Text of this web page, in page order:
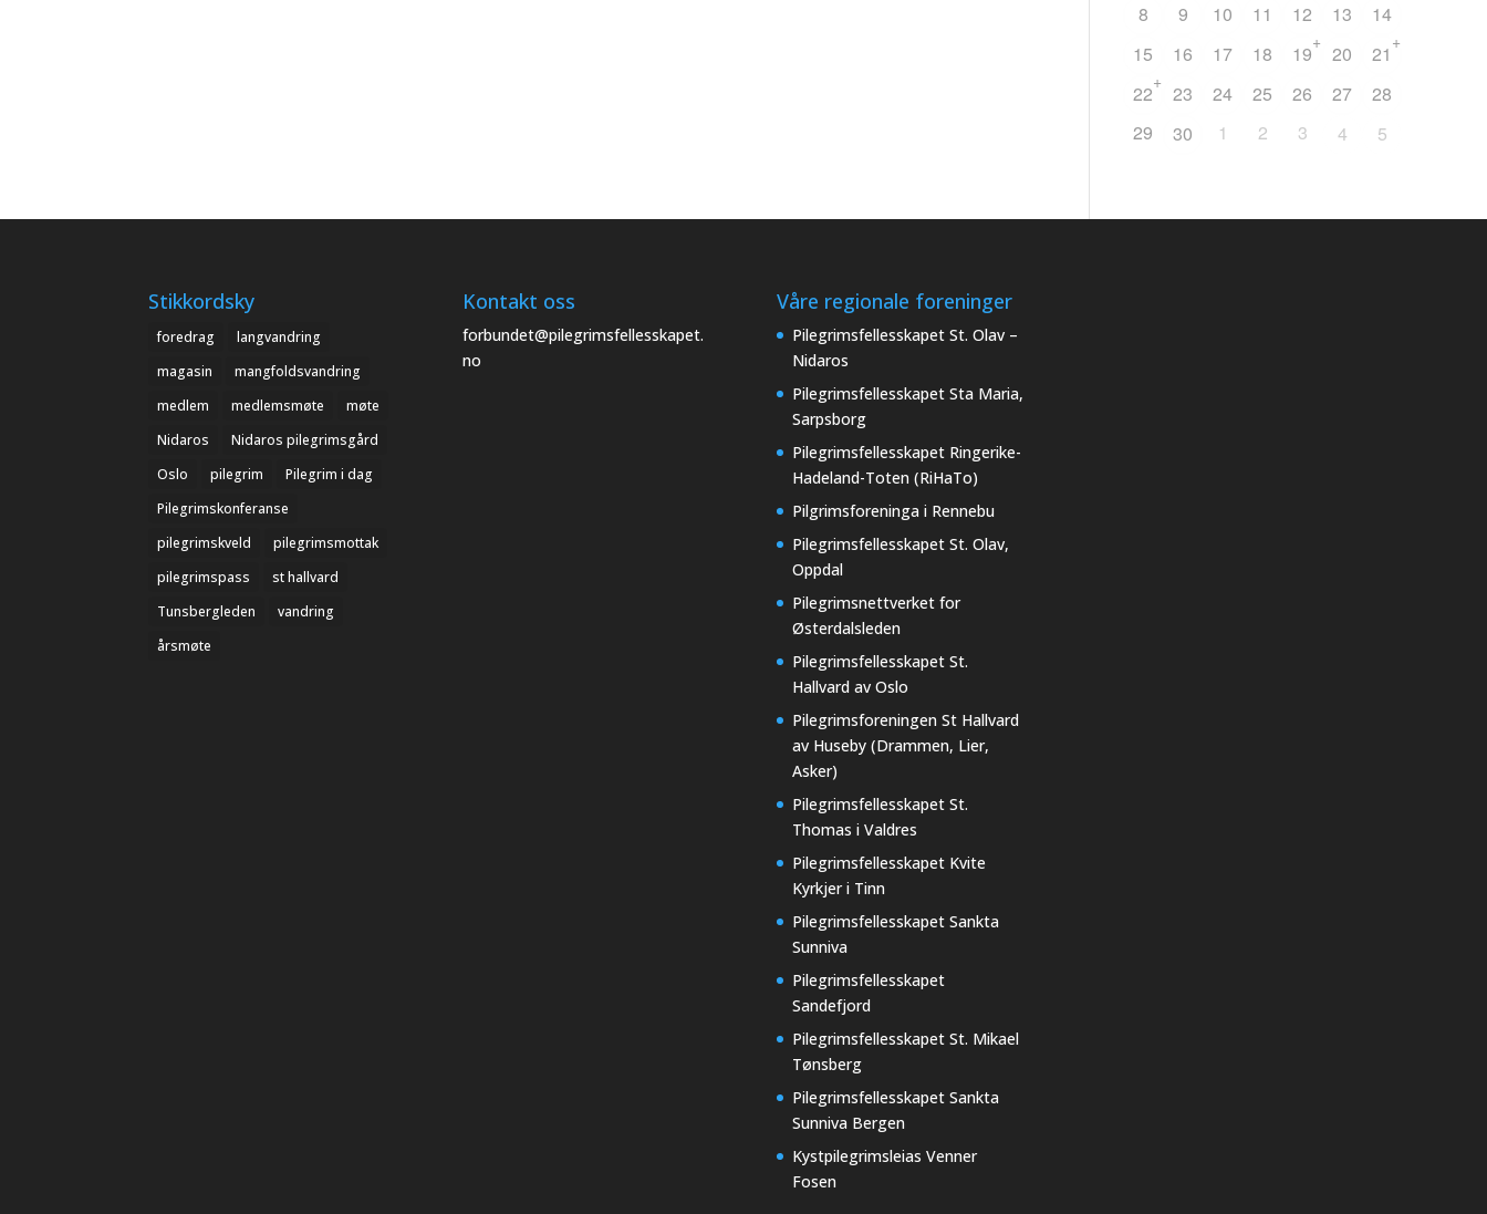
8
9 10 11 12 13
14
15
16 17 18 19+ 20 21 +
22+ 23 24 25 26 27
28
29
30 1 2 3 4 5
Stikkordsky
foredrag
langvandring
magasin
mangfoldsvandring
medlem
medlemsmøte
møte
Nidaros
Nidaros pilegrimsgård
Oslo
pilegrim
Pilegrim i dag
Pilegrimskonferanse
pilegrimskveld
pilegrimsmottak
pilegrimspass
st hallvard
Tunsbergleden
vandring
årsmøte
Kontakt oss
forbundet@pilegrimsfellesskapet.
no
Våre regionale foreninger
Pilegrimsfellesskapet St. Olav –
Nidaros
Pilegrimsfellesskapet Sta Maria,
Sarpsborg
Pilegrimsfellesskapet Ringerike-
Hadeland-Toten (RiHaTo)
Pilgrimsforeninga i Rennebu
Pilegrimsfellesskapet St. Olav,
Oppdal
Pilegrimsnettverket for
Østerdalsleden
Pilegrimsfellesskapet St.
Hallvard av Oslo
Pilegrimsforeningen St Hallvard
av Huseby (Drammen, Lier,
Asker)
Pilegrimsfellesskapet St.
Thomas i Valdres
Pilegrimsfellesskapet Kvite
Kyrkjer i Tinn
Pilegrimsfellesskapet Sankta
Sunniva
Pilegrimsfellesskapet
Sandefjord
Pilegrimsfellesskapet St. Mikael
Tønsberg
Pilegrimsfellesskapet Sankta
Sunniva Bergen
Kystpilegrimsleias Venner
Fosen